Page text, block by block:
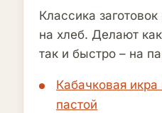
Классика
на хлеб. Делают
так и быстро – на
Кабачковая
пастой